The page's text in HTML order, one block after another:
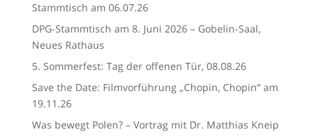
Stammtisch am 06.07.26
DPG-Stammtisch am 8. Juni 2026 – Gobelin-Saal,
Neues Rathaus
5. Sommerfest: Tag der offenen Tür, 08.08.26
Save the Date: Filmvorführung „Chopin, Chopin“ am
19.11.26
Was bewegt Polen? – Vortrag mit Dr. Matthias Kneip